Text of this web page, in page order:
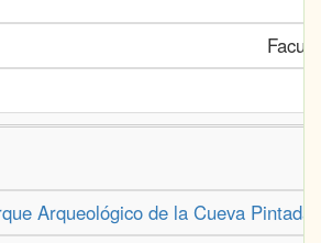
Arqueológico de la Cueva